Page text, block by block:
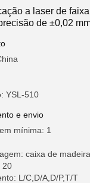
a laser de
de ±0,02
YSL-510
e envio
mínima: 1
caixa de madeira
20
L/C,D/A,D/P,T/T